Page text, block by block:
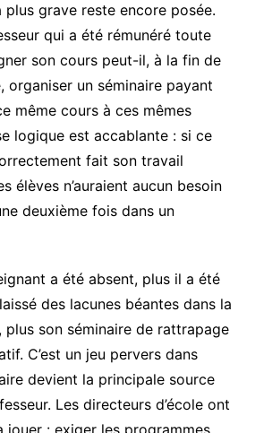
plus grave reste encore posée.
qui a été rémunéré toute
son cours peut-il, à la fin de
organiser un séminaire payant
même cours à ces mêmes
logique est accablante : si ce
fait son travail
élèves n’auraient aucun besoin
deuxième fois dans un
a été absent, plus il a été
des lacunes béantes dans la
plus son séminaire de rattrapage
C’est un jeu pervers dans
devient la principale source
Les directeurs d’école ont